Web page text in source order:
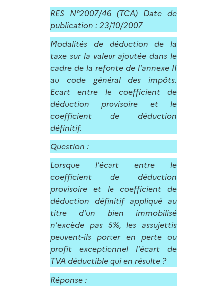
RES N°2007/46 (TCA) Date de
publication : 23/10/2007
Modalités de déduction de la
taxe sur la valeur ajoutée dans le
cadre de la refonte de l'annexe II
au code général des impôts.
Ecart entre le coefficient de
déduction provisoire et le
coefficient de déduction
définitif.
Question :
Lorsque l'écart entre le
coefficient de déduction
provisoire et le coefficient de
déduction définitif appliqué au
titre d'un bien immobilisé
n'excède pas 5%, les assujettis
peuvent-ils porter en perte ou
profit exceptionnel l'écart de
TVA déductible qui en résulte ?
Réponse :